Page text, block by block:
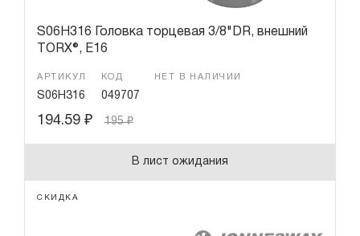
S06H316 Головка торцевая 3/8"DR, внешний
TORX®, Е16
АРТИКУЛ
S06H316
КОД
049707
НЕТ В НАЛИЧИИ
194.59 ₽ 195₽
В лист ожидания
СКИДКА